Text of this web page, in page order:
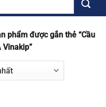
phẩm được gắn thẻ “Cầu
Vinakip”